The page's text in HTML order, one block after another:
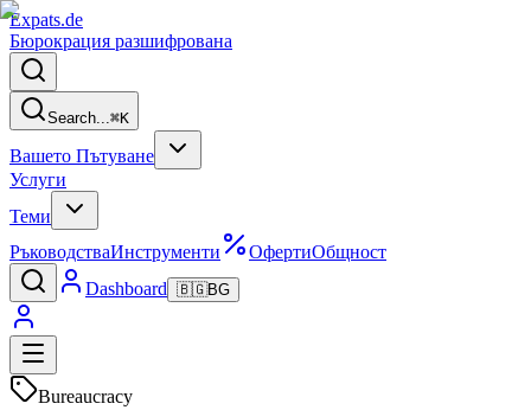
Expats.de
Бюрокрация разшифрована
Search...⌘K
Вашето Пътуване
Услуги
Теми
РъководстваИнструменти ОфертиОбщност
Dashboard 🇧🇬BG
Bureaucracy